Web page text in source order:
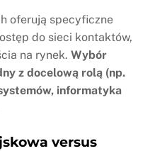
oferują specyficzne
do sieci kontaktów,
na rynek.Wybór
z docelową rolą (np.
informatyka
versus